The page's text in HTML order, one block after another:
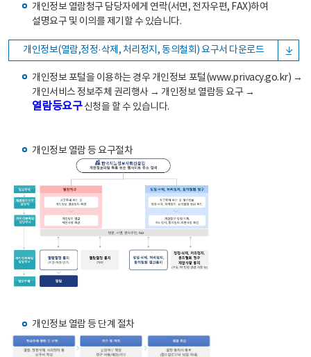
개인정보 열람청구 담당자에게 연락(서면, 전자우편, FAX)하여
설명요구 및 이의를 제기할 수 있습니다.
개인정보(열람,정정·삭제, 처리정지, 동의철회) 요구서 다운로드
개인정보 포털을 이용하는 경우 개인정보 포털(www.privacy.go.kr) →
개인서비스 정보주체 권리행사 → 개인정보 열람등 요구 →
열람등요구신청을 할 수 있습니다.
개인정보 열람 등 요구절차
개인정보 열람 등 단계 절차